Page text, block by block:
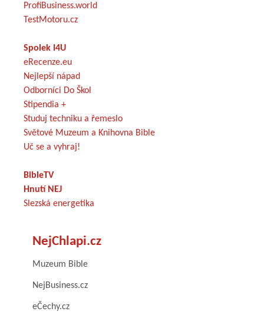
ProfiBusiness.world
TestMotoru.cz
Spolek I4U
eRecenze.eu
Nejlepší nápad
Odborníci Do Škol
Stipendia +
Studuj techniku a řemeslo
Světové Muzeum a Knihovna Bible
Uč se a vyhraj!
BibleTV
Hnutí NEJ
Slezská energetika
NejChlapi.cz
Muzeum Bible
NejBusiness.cz
eČechy.cz